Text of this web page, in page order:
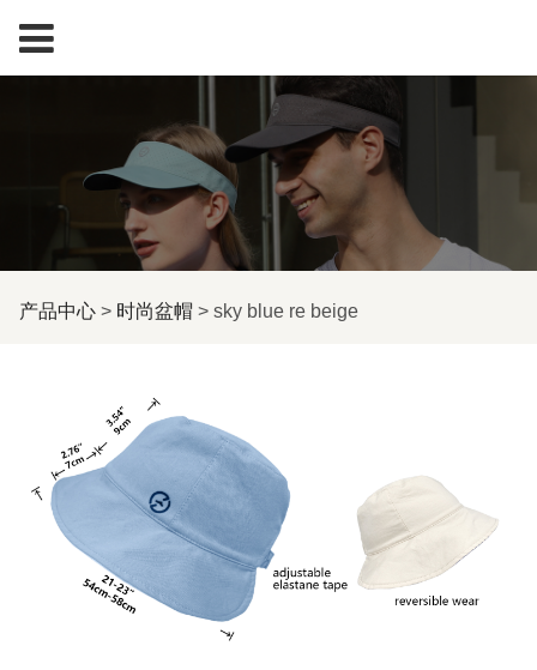
sky blue re beige
产品中心> 时尚盆帽> sky blue re beige